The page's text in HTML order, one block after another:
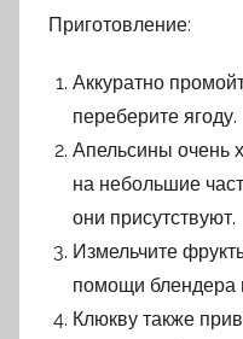
Приготовление:
Аккуратно
переберите ягоду.
Апельсины очень
на небольшие
они присутствуют.
Измельчите
помощи блендера
Клюкву также